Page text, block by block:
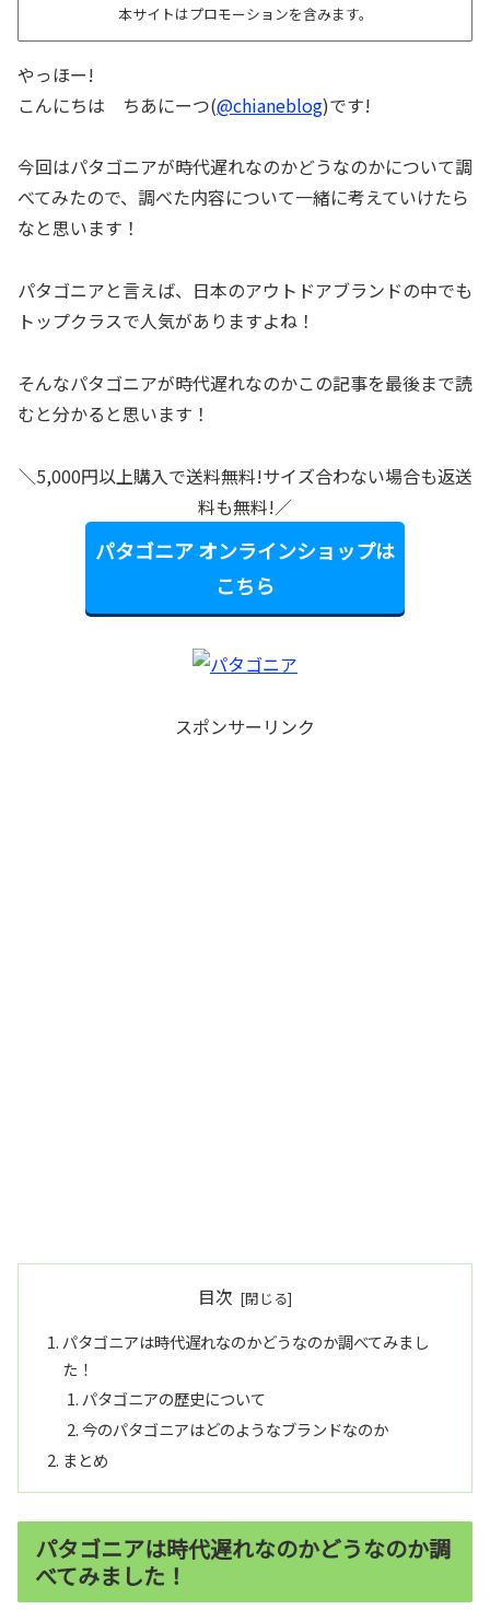
本サイトはプロモーションを含みます。
やっほー!
こんにちは ちあにーつ(@chianeblog)です!
今回はパタゴニアが時代遅れなのかどうなのかについて調
べてみたので、調べた内容について一緒に考えていけたら
なと思います！
パタゴニアと言えば、日本のアウトドアブランドの中でも
トップクラスで人気がありますよね！
そんなパタゴニアが時代遅れなのかこの記事を最後まで読
むと分かると思います！
＼5,000円以上購入で送料無料!サイズ合わない場合も返送
料も無料!／
パタゴニア オンラインショップは
こちら
スポンサーリンク
目次
パタゴニアは時代遅れなのかどうなのか調べてみまし
た！
パタゴニアの歴史について
今のパタゴニアはどのようなブランドなのか
まとめ
パタゴニアは時代遅れなのかどうなのか調
べてみました！